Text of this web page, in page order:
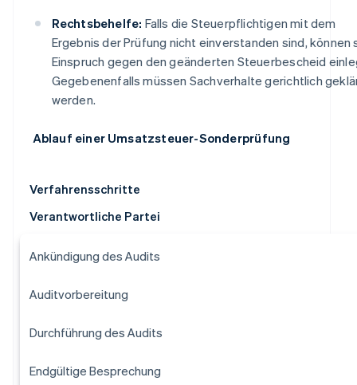
Rechtsbehelfe: Falls die Steuerpflichtigen mit dem
Ergebnis der Prüfung nicht einverstanden sind, können
Einspruch gegen den geänderten Steuerbescheid
Gegebenenfalls müssen Sachverhalte gerichtlich
werden.
Ablauf einer Umsatzsteuer-Sonderprüfung
Verfahrensschritte
Verantwortliche Partei
Ankündigung des Audits
Auditvorbereitung
Durchführung des Audits
Endgültige Besprechung